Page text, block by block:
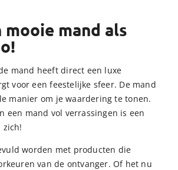
mooie mand als
mand heeft direct een luxe
voor een feestelijke sfeer. De mand
manier om je waardering te tonen.
een mand vol verrassingen is een
zich!
worden met producten die
van de ontvanger. Of het nu